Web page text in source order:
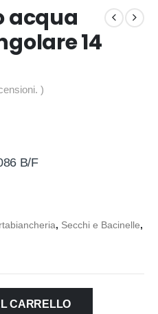
acqua
14
)
B/F
, Secchi e Bacinelle,
CARRELLO